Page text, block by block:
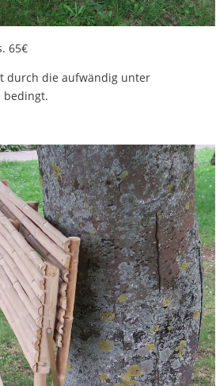
65€
durch die aufwändig unter
bedingt.